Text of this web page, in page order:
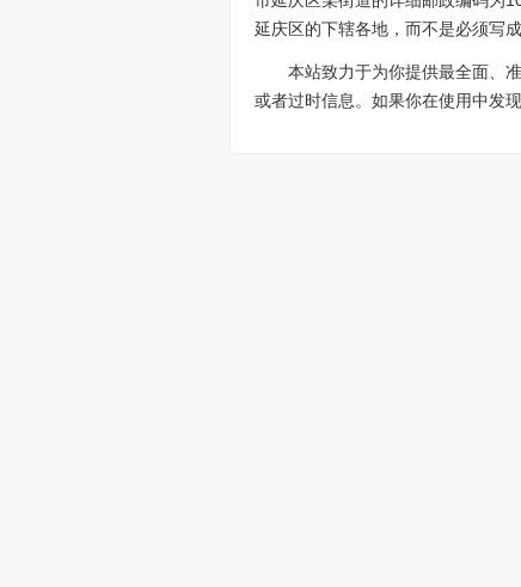
延庆区的下辖各地，而不是必须写
本站致力于为你提供最全面、
或者过时信息。如果你在使用中发